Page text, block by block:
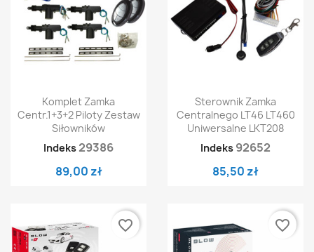
Komplet Zamka
Centr.1+3+2 Piloty Zestaw
Siłowników
Indeks 29386
89,00 zł
Sterownik Zamka
Centralnego LT46 LT460
Uniwersalne LKT208
Indeks 92652
85,50 zł
favorite_border favorite_border